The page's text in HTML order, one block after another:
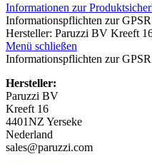
Informationen zur
Informationspflichten zur
Hersteller: Paruzzi BV Kreeft
Menü schließen
Informationspflichten zur
Hersteller:
Paruzzi BV
Kreeft 16
4401NZ Yerseke
Nederland
sales@paruzzi.com